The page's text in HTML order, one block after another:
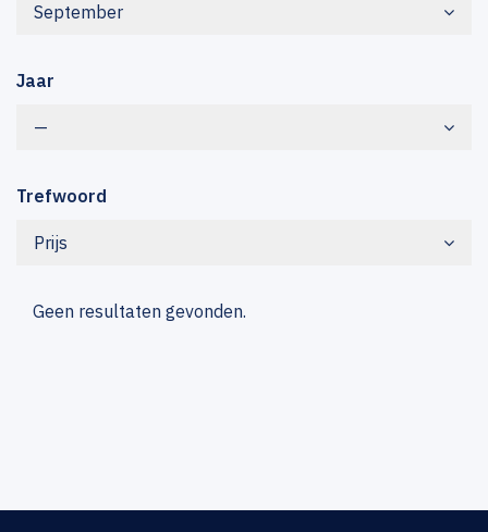
September
Jaar
—
Trefwoord
Prijs
Geen resultaten gevonden.